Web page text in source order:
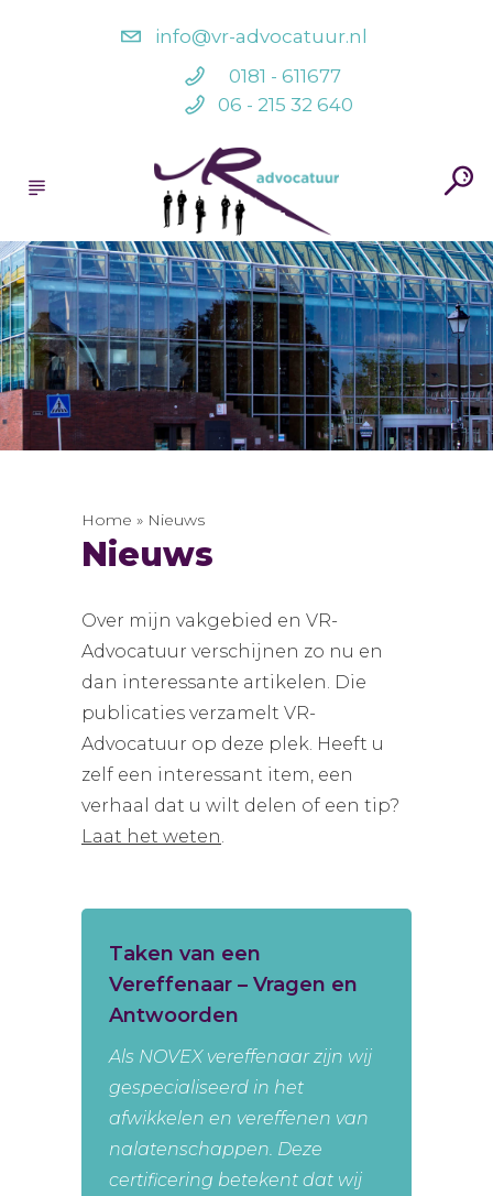
info@vr-advocatuur.nl
0181 - 611677
06 - 215 32 640
Home » Nieuws
Nieuws
Over mijn vakgebied en VR-
Advocatuur verschijnen zo nu en
dan interessante artikelen. Die
publicaties verzamelt VR-
Advocatuur op deze plek. Heeft u
zelf een interessant item, een
verhaal dat u wilt delen of een tip?
Laat het weten.
Taken van een
Vereffenaar – Vragen en
Antwoorden
Als NOVEX vereffenaar zijn wij
gespecialiseerd in het
afwikkelen en vereffenen van
nalatenschappen. Deze
certificering betekent dat wij